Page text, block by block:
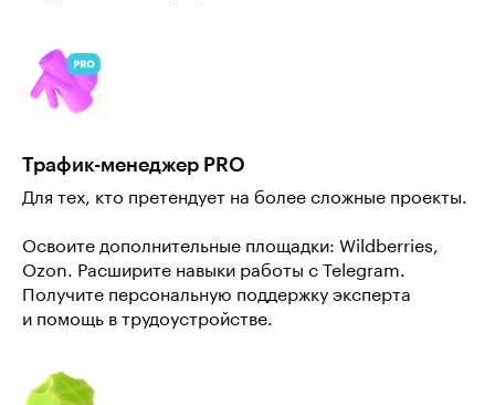
Трафик-менеджер PRO
Для тех, кто претендует на более сложные проекты.
Освоите дополнительные площадки: Wildberries,
Ozon. Расширите навыки работы с Telegram.
Получите персональную поддержку эксперта
и помощь в трудоустройстве.